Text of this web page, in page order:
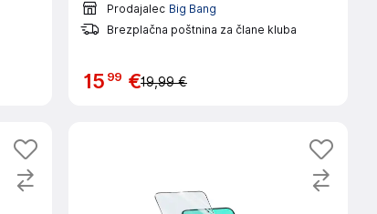
Prodajalec Big Bang
Brezplačna poštnina za člane kluba
15 99 €19,99 €